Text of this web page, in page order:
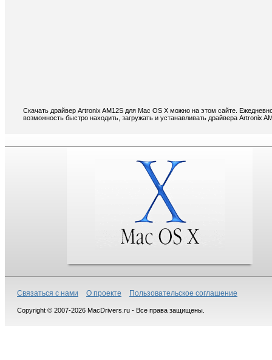
Скачать драйвер Artronix AM12S для Mac OS X можно на этом сайте.
возможность быстро находить, загружать и устанавливать драйвера Artronix
Связаться с нами О проекте Пользовательское соглашение
Copyright © 2007-2026 MacDrivers.ru - Все права защищены.